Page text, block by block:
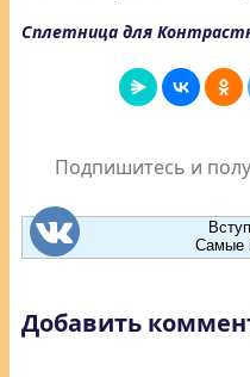
Сплетница для
Подпишитесь и
Самые
Добавить